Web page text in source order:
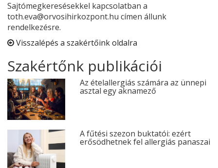
Sajtómegkeresésekkel kapcsolatban a
toth.eva@orvosihirkozpont.hu címen állunk
rendelkezésre.
Visszalépés a szakértőink oldalra
Szakértőnk publikációi
Az ételallergiás számára az ünnepi
asztal egy aknamező
A fűtési szezon buktatói: ezért
erősödhetnek fel allergiás panaszai